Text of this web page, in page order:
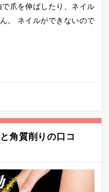
爪を伸ばしたり、ネイル
。 ネイルができないので
角質削りの口コ